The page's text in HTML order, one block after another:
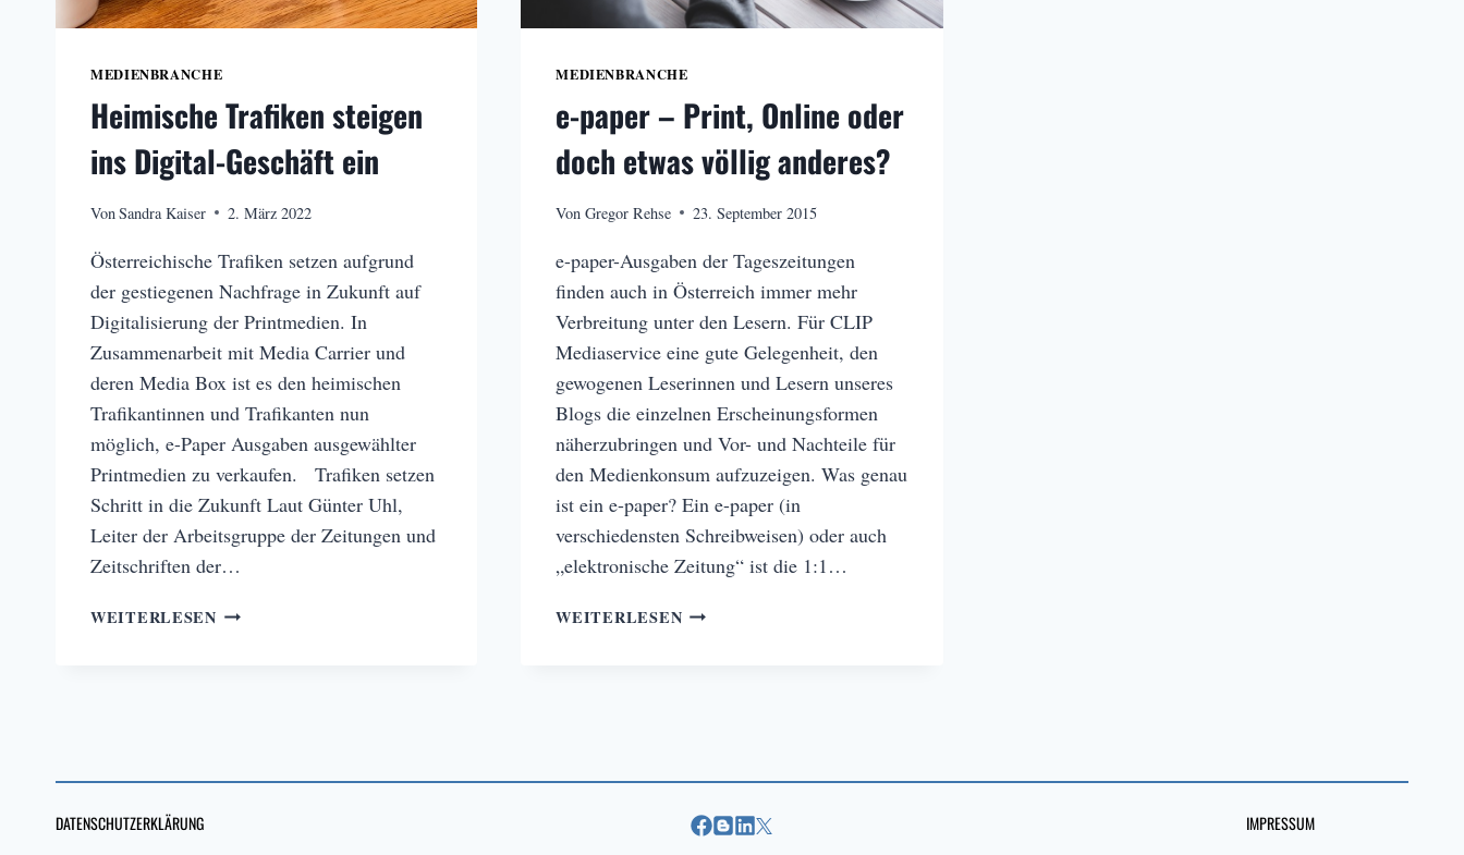
MEDIENBRANCHE
Heimische Trafiken steigen
ins Digital-Geschäft ein
VonSandra Kaiser 2. März 2022
Österreichische Trafiken setzen aufgrund
der gestiegenen Nachfrage in Zukunft auf
Digitalisierung der Printmedien. In
Zusammenarbeit mit Media Carrier und
deren Media Box ist es den heimischen
Trafikantinnen und Trafikanten nun
möglich, e-Paper Ausgaben ausgewählter
Printmedien zu verkaufen. Trafiken setzen
Schritt in die Zukunft Laut Günter Uhl,
Leiter der Arbeitsgruppe der Zeitungen und
Zeitschriften der…
WEITERLESENHEIMISCHE
MEDIENBRANCHE
e-paper – Print, Online oder
doch etwas völlig anderes?
Von Gregor Rehse 23. September 2015
e-paper-Ausgaben der Tageszeitungen
finden auch in Österreich immer mehr
Verbreitung unter den Lesern. Für CLIP
Mediaservice eine gute Gelegenheit, den
gewogenen Leserinnen und Lesern unseres
Blogs die einzelnen Erscheinungsformen
näherzubringen und Vor- und Nachteile für
den Medienkonsum aufzuzeigen. Was genau
ist ein e-paper? Ein e-paper (in
verschiedensten Schreibweisen) oder auch
„elektronische Zeitung“ ist die 1:1…
WEITERLESENE-
ETWAS
VÖLLIG
ANDERES?
DATENSCHUTZERKLÄRUNG IMPRESSUM